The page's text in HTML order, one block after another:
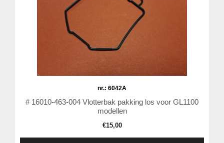
nr.: 6042A
# 16010-463-004 Vlotterbak pakking los voor GL1100
modellen
€15,00